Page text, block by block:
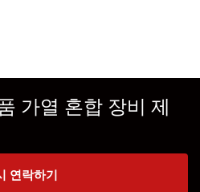
가열 혼합 장비 제
연락하기